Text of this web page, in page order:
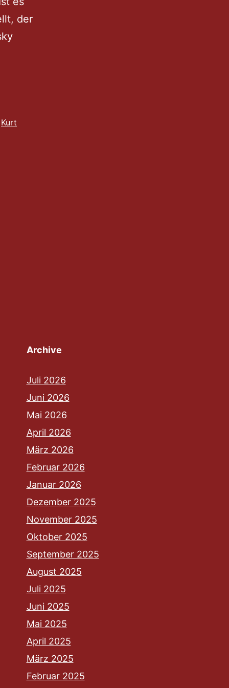
der
Kurt
Archive
Juli 2026
Juni 2026
Mai 2026
April 2026
März 2026
Februar 2026
Januar 2026
Dezember 2025
November 2025
Oktober 2025
September 2025
August 2025
Juli 2025
Juni 2025
Mai 2025
April 2025
März 2025
Februar 2025